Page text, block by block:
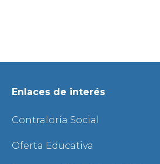
Enlaces de interés
Contraloría Social
Oferta Educativa